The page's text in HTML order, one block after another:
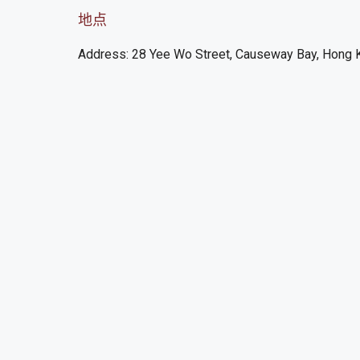
地点
Address: 28 Yee Wo Street, Causeway Bay, Hong